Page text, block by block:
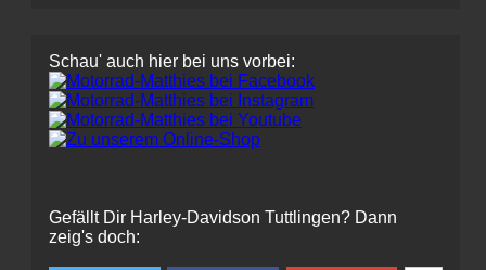
Schau' auch hier bei uns vorbei:
Gefällt Dir Harley-Davidson Tuttlingen? Dann
zeig's doch: